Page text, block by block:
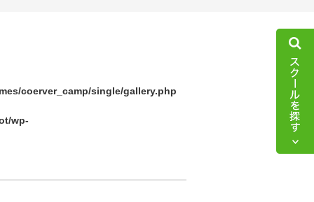
coerver_camp/single/gallery.php
wp-